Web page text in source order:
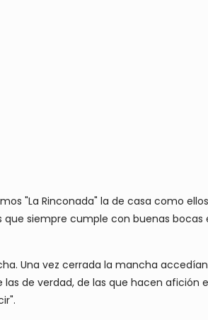
"La Rinconada" la de casa como
siempre cumple con buenas bocas
Una vez cerrada la mancha
de verdad, de las que hacen afición